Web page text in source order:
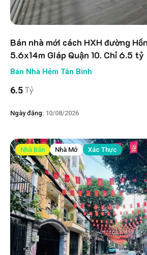
Bán nhà mới cách HXH đường
5.6x14m Giáp Quận 10. Chỉ 6.5 tỷ
Bán Nhà Hẻm Tân Bình
6.5 Tỷ
Ngày đăng: 10/08/2026
Nhà Bán Nhà Mở Xác Thực